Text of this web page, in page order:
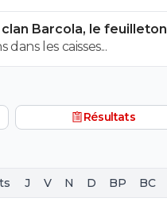
Barcola, le feuilleton
dans les caisses...
Résultats
J V N D BP BC